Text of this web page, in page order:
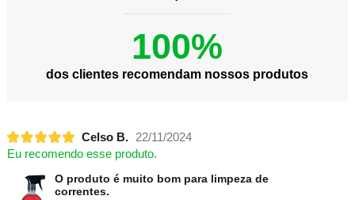
100%
dos clientes recomendam nossos produtos
Celso B.
22/11/2024
Eu recomendo esse produto.
O produto é muito bom para limpeza de
correntes.